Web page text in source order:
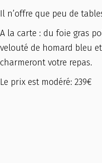
Il n’offre que peu de
A la carte : du foie gras
velouté de homard bleu
charmeront votre repas.
Le prix est modéré: 239€